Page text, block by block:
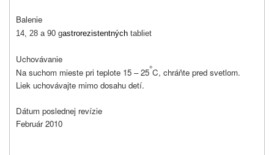
Balenie
14, 28 a 90 gastrorezistentných tabliet
Uchovávanie
Na suchom mieste pri teplote 15 – 25°C, chráňte pred svetlom.
Liek uchovávajte mimo dosahu detí.
Dátum poslednej revízie
Február 2010